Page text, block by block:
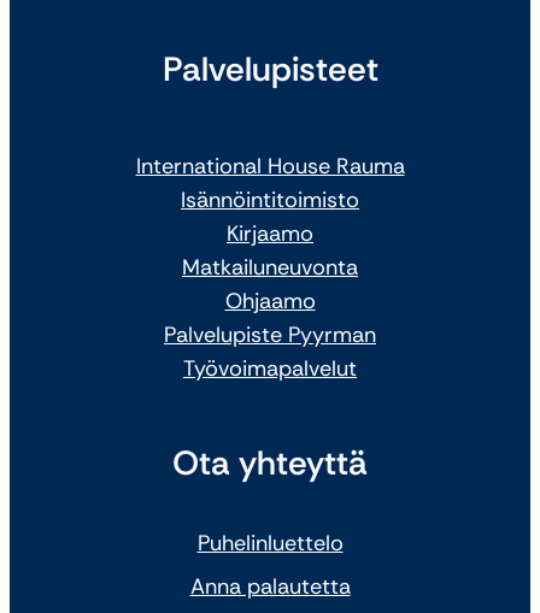
Palvelupisteet
International House Rauma
Isännöintitoimisto
Kirjaamo
Matkailuneuvonta
Ohjaamo
Palvelupiste Pyyrman
Työvoimapalvelut
Ota yhteyttä
Puhelinluettelo
Anna palautetta